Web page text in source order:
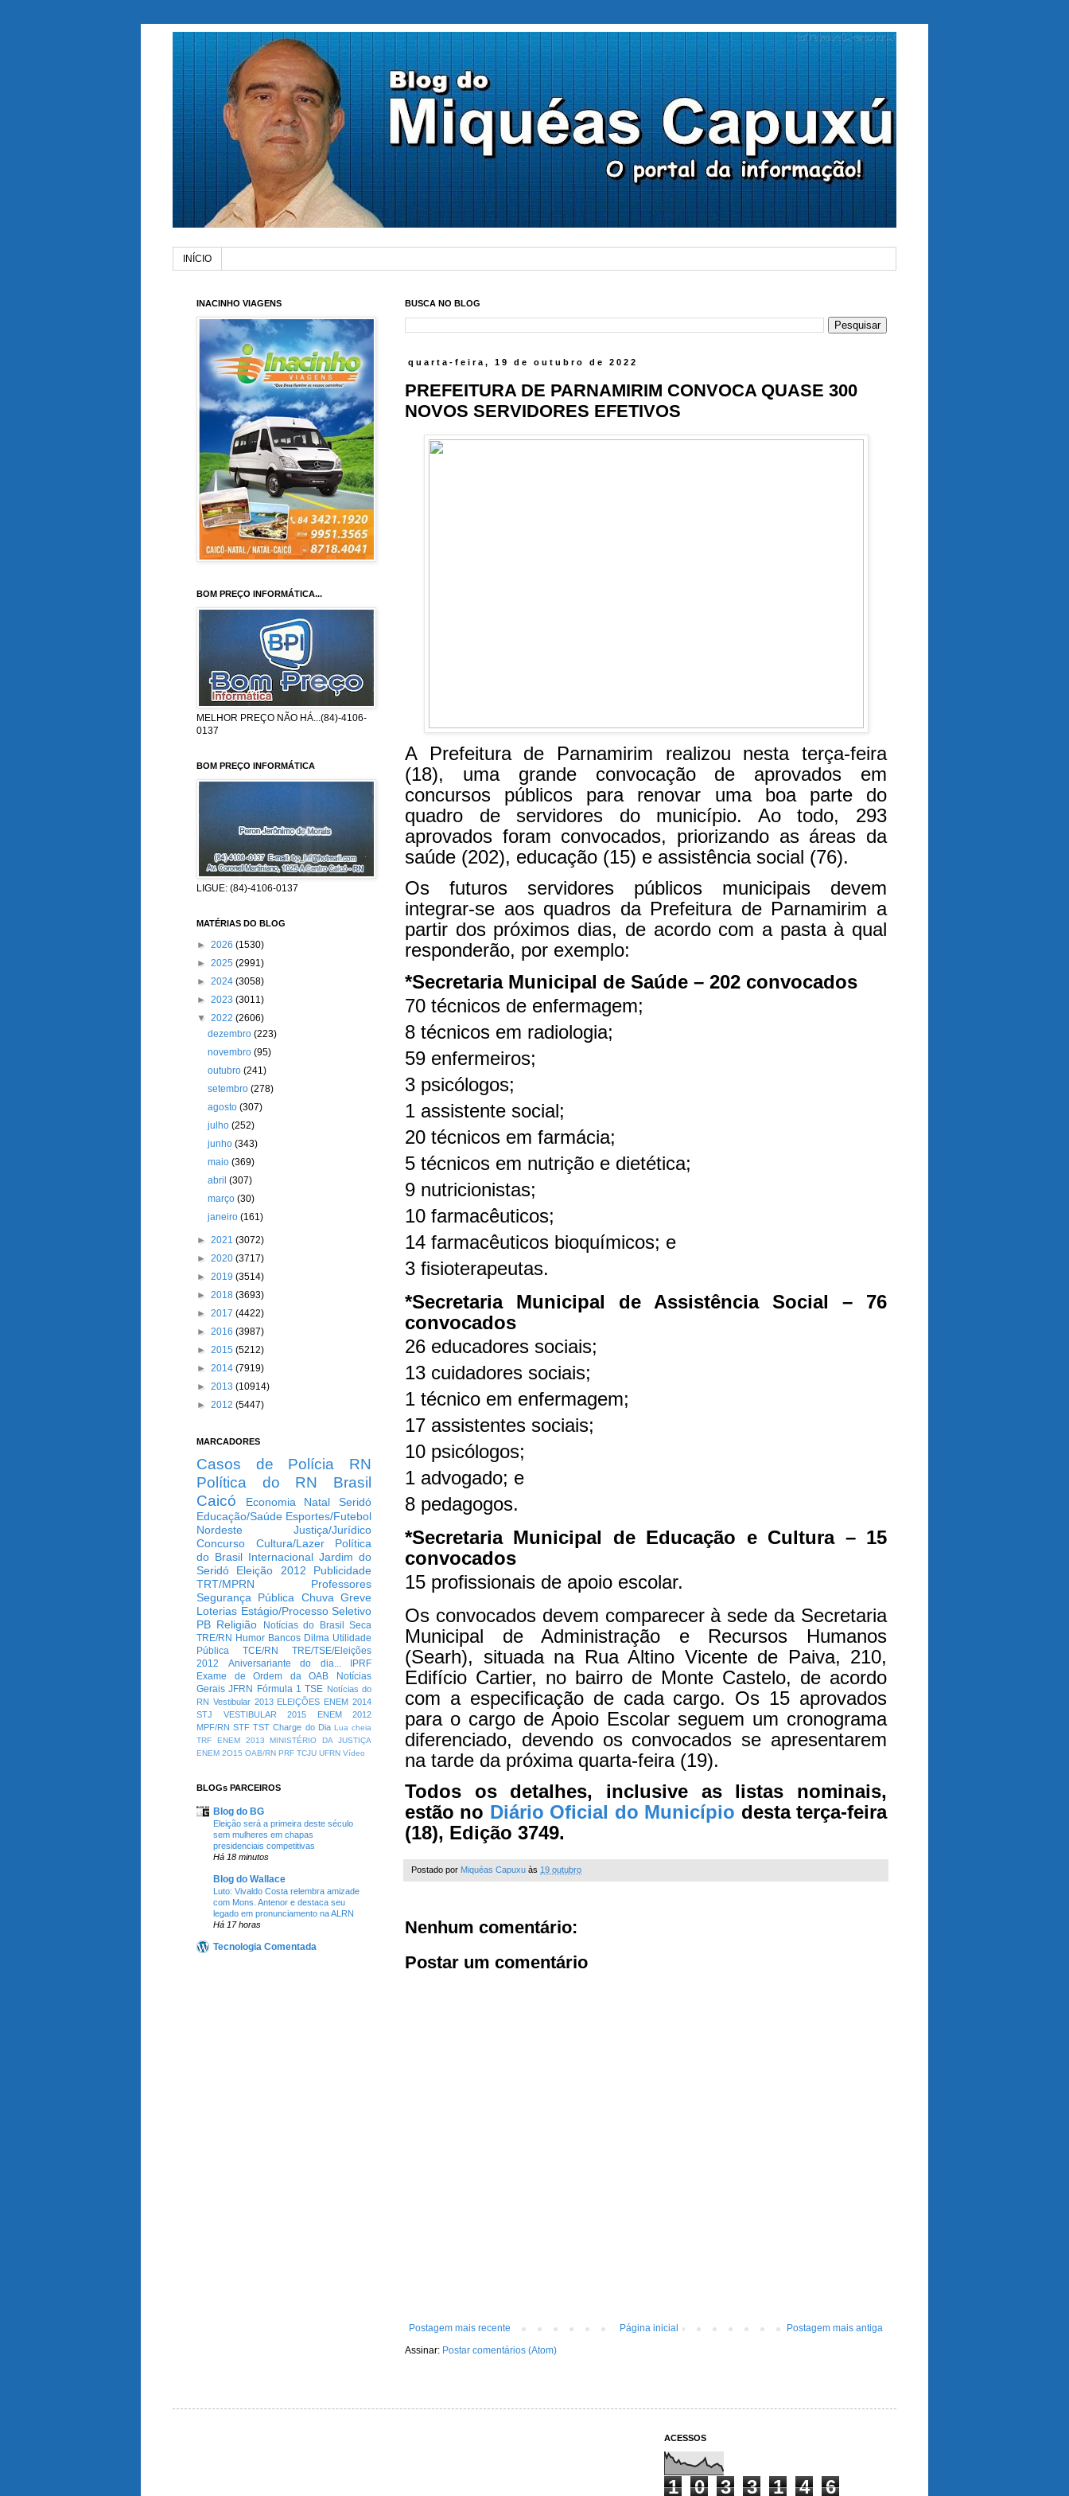
INÍCIO
BUSCA NO BLOG
quarta-feira, 19 de outubro de 2022
PREFEITURA DE PARNAMIRIM CONVOCA QUASE 300
NOVOS SERVIDORES EFETIVOS
A Prefeitura de Parnamirim realizou nesta terça-feira
(18), uma grande convocação de aprovados em
concursos públicos para renovar uma boa parte do
quadro de servidores do município. Ao todo, 293
aprovados foram convocados, priorizando as áreas da
saúde (202), educação (15) e assistência social (76).
Os futuros servidores públicos municipais devem
integrar-se aos quadros da Prefeitura de Parnamirim a
partir dos próximos dias, de acordo com a pasta à qual
responderão, por exemplo:
*Secretaria Municipal de Saúde – 202 convocados
70 técnicos de enfermagem;
8 técnicos em radiologia;
59 enfermeiros;
3 psicólogos;
1 assistente social;
20 técnicos em farmácia;
5 técnicos em nutrição e dietética;
9 nutricionistas;
10 farmacêuticos;
14 farmacêuticos bioquímicos; e
3 fisioterapeutas.
*Secretaria Municipal de Assistência Social – 76
convocados
26 educadores sociais;
13 cuidadores sociais;
1 técnico em enfermagem;
17 assistentes sociais;
10 psicólogos;
1 advogado; e
8 pedagogos.
*Secretaria Municipal de Educação e Cultura – 15
convocados
15 profissionais de apoio escolar.
Os convocados devem comparecer à sede da Secretaria
Municipal de Administração e Recursos Humanos
(Searh), situada na Rua Altino Vicente de Paiva, 210,
Edifício Cartier, no bairro de Monte Castelo, de acordo
com a especificação de cada cargo. Os 15 aprovados
para o cargo de Apoio Escolar seguem um cronograma
diferenciado, devendo os convocados se apresentarem
na tarde da próxima quarta-feira (19).
Todos os detalhes, inclusive as listas nominais,
estão no Diário Oficial do Município desta terça-feira
(18), Edição 3749.
Postado por Miquéas Capuxu às 19 outubro
Nenhum comentário:
Postar um comentário
Postagem mais recente Postagem mais antiga
Página inicial
Assinar: Postar comentários (Atom)
INACINHO VIAGENS
BOM PREÇO INFORMÁTICA...
MELHOR PREÇO NÃO HÁ...(84)-4106-
0137
BOM PREÇO INFORMÁTICA
LIGUE: (84)-4106-0137
MATÉRIAS DO BLOG
► 2026 (1530)
► 2025 (2991)
► 2024 (3058)
► 2023 (3011)
▼ 2022 (2606)
dezembro(223)
novembro(95)
outubro(241)
setembro(278)
agosto(307)
julho(252)
junho(343)
maio(369)
abril(307)
março(30)
janeiro(161)
► 2021 (3072)
► 2020 (3717)
► 2019 (3514)
► 2018 (3693)
► 2017 (4422)
► 2016 (3987)
► 2015 (5212)
► 2014 (7919)
► 2013 (10914)
► 2012 (5447)
MARCADORES
Casos de Polícia
RN
Política do RN
Brasil
Caicó
Economia Natal
Seridó
Educação/Saúde Esportes/Futebol
Nordeste
Justiça/Jurídico
Concurso
Cultura/Lazer
Política
do Brasil Internacional Jardim do
Seridó
Eleição 2012
Publicidade
TRT/MPRN
Professores
Segurança Pública Chuva Greve
Loterias Estágio/Processo Seletivo
PB Religião Notícias do Brasil
Seca
TRE/RN Humor Bancos Dilma Utilidade
Pública
TCE/RN
TRE/TSE/Eleições
2012
Aniversariante do dia...
IPRF
Exame de Ordem da OAB
Notícias
Gerais JFRN Fórmula 1 TSE Notícias do
RN Vestibular 2013 ELEIÇÕES ENEM 2014
STJ
VESTIBULAR 2015
ENEM 2012
MPF/RN STF TST Charge do Dia Lua cheia
TRF
ENEM 2013
MINISTÉRIO DA JUSTIÇA
ENEM 2O15 OAB/RN PRF TCJU UFRN Vídeo
BLOGs PARCEIROS
Blog do BG
Eleição será a primeira deste século
sem mulheres em chapas
presidenciais competitivas
Há 18 minutos
Blog do Wallace
Luto: Vivaldo Costa relembra amizade
com Mons. Antenor e destaca seu
legado em pronunciamento na ALRN
Há 17 horas
Tecnologia Comentada
ACESSOS
1 0 3 3 1 4 6